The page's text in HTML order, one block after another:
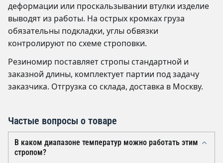
деформации или проскальзывании втулки изделие
выводят из работы. На острых кромках груза
обязательны подкладки, углы обвязки
контролируют по схеме строповки.
Резиномир поставляет стропы стандартной и
заказной длины, комплектует партии под задачу
заказчика. Отгрузка со склада, доставка в Москву.
Частые вопросы о товаре
В каком диапазоне температур можно работать этим
стропом?